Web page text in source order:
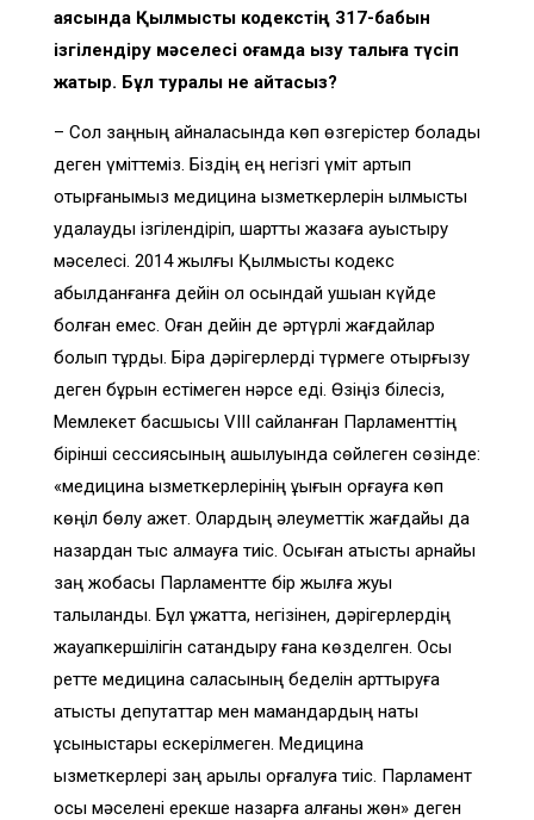
аясында Қылмыстық кодекстің 317-бабын
ізгілендіру мәселесі қоғамда қызу талқыға түсіп
жатыр. Бұл туралы не айтасыз?
– Сол заңның айналасында көп өзгерістер болады
деген үміттеміз. Біздің ең негізгі үміт артып
отырғанымыз медицина қызметкерлерін қылмыстық
қудалауды ізгілендіріп, шартты жазаға ауыстыру
мәселесі. 2014 жылғы Қылмыстық кодекс
қабылданғанға дейін ол осындай ушыққан күйде
болған емес. Оған дейін де әртүрлі жағдайлар
болып тұрды. Бірақ дәрігерлерді түрмеге отырғызу
деген бұрын естімеген нәрсе еді. Өзіңіз білесіз,
Мемлекет басшысы VIII сайланған Парламенттің
бірінші сессиясының ашылуында сөйлеген сөзінде:
«медицина қызметкерлерінің құқығын қорғауға көп
көңіл бөлу қажет. Олардың әлеуметтік жағдайы да
назардан тыс қалмауға тиіс. Осыған қатысты арнайы
заң жобасы Парламентте бір жылға жуық
талқыланды. Бұл құжатта, негізінен, дәрігерлердің
жауапкершілігін сақтандыру ғана көзделген. Осы
ретте медицина саласының беделін арттыруға
қатысты депутаттар мен мамандардың нақты
ұсыныстары ескерілмеген. Медицина
қызметкерлері заң арқылы қорғалуға тиіс. Парламент
осы мәселені ерекше назарға алғаны жөн» деген